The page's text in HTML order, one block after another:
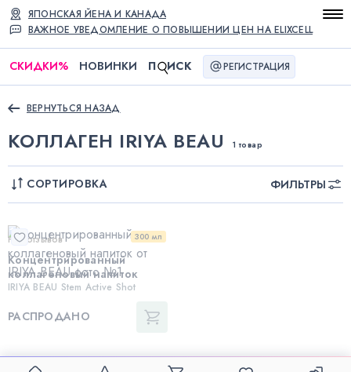
ВАЖНОЕ УВЕДОМЛЕНИЕ О ПОВЫШЕНИИ ЦЕН НА ELIXCELL
ЯПОНСКАЯ ЙЕНА И КАНАДА
СКИДКИ% НОВИНКИ П ИСК РЕГИСТРАЦИЯ
ВЕРНУТЬСЯ НАЗАД
КОЛЛАГЕН IRIYA BEAU 1 товар
СОРТИРОВКА ФИЛЬТРЫ
300 мл
Нет отзывов
Концентрированный
коллагеновый напиток
IRIYA BEAU Stem Active Shot
РАСПРОДАНО